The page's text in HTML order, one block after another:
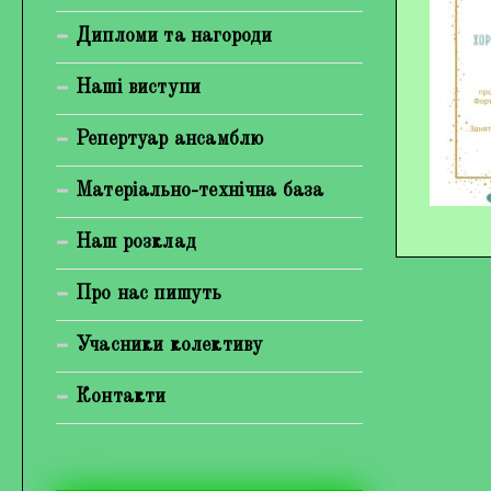
Богуненко Денис Олександрович
Гірієнко Ірина Михайлівна
Відеогалерея
Фотогалерея
Дипломи та нагороди
Наші виступи
Репертуар ансамблю
Матеріально-технічна база
Наш розклад
Про нас пишуть
Учасники колективу
Контакти